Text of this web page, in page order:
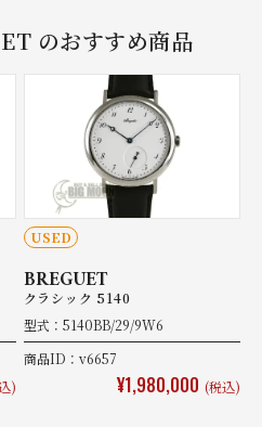
のおすすめ商品
)
USED
BREGUET
クラシック 5140
型式：5140BB/29/9W6
商品ID：v6657
¥1,980,000 (税込)